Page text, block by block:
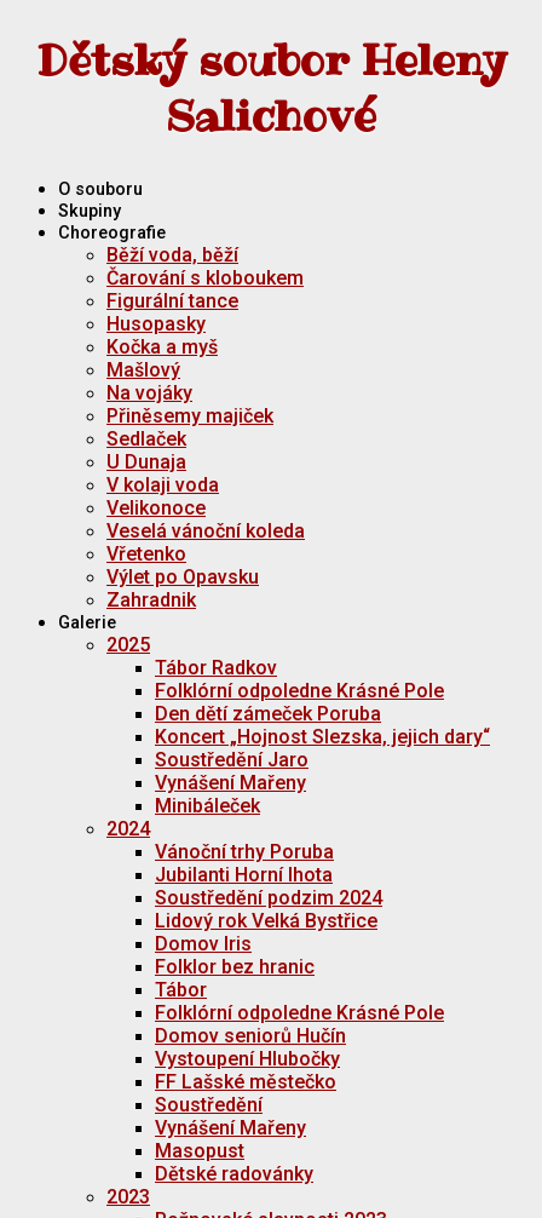
Dětský soubor Heleny
Salichové
O souboru
Skupiny
Choreografie
Běží voda, běží
Čarování s kloboukem
Figurální tance
Husopasky
Kočka a myš
Mašlový
Na vojáky
Přiněsemy majiček
Sedlaček
U Dunaja
V kolaji voda
Velikonoce
Veselá vánoční koleda
Vřetenko
Výlet po Opavsku
Zahradnik
Galerie
2025
Tábor Radkov
Folklórní odpoledne Krásné Pole
Den dětí zámeček Poruba
Koncert „Hojnost Slezska, jejich dary“
Soustředění Jaro
Vynášení Mařeny
Minibáleček
2024
Vánoční trhy Poruba
Jubilanti Horní lhota
Soustředění podzim 2024
Lidový rok Velká Bystřice
Domov Iris
Folklor bez hranic
Tábor
Folklórní odpoledne Krásné Pole
Domov seniorů Hučín
Vystoupení Hlubočky
FF Lašské městečko
Soustředění
Vynášení Mařeny
Masopust
Dětské radovánky
2023